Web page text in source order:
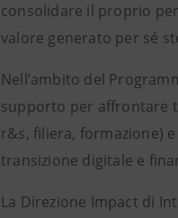
consolidare il proprio
valore generato per sé
Nell’ambito del
supporto per affrontare
r&s, filiera, formazione)
transizione digitale e
La Direzione Impact di